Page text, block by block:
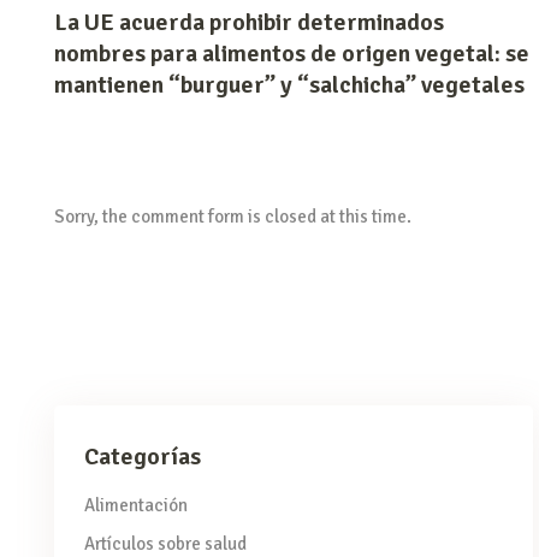
La UE acuerda prohibir determinados
nombres para alimentos de origen vegetal: se
mantienen “burguer” y “salchicha” vegetales
Sorry, the comment form is closed at this time.
Categorías
Alimentación
Artículos sobre salud